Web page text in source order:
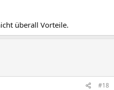
überall Vorteile.
#18